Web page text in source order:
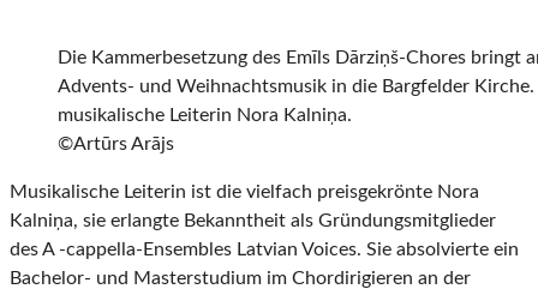
Die Kammerbesetzung des Emīls Dārziņš-Chores bringt
Advents- und Weihnachtsmusik in die Bargfelder Kirche.
musikalische Leiterin Nora Kalniņa.
©Artūrs Arājs
Musikalische Leiterin ist die vielfach preisgekrönte Nora
Kalniņa, sie erlangte Bekanntheit als Gründungsmitglieder
des A -cappella-Ensembles Latvian Voices. Sie absolvierte ein
Bachelor- und Masterstudium im Chordirigieren an der